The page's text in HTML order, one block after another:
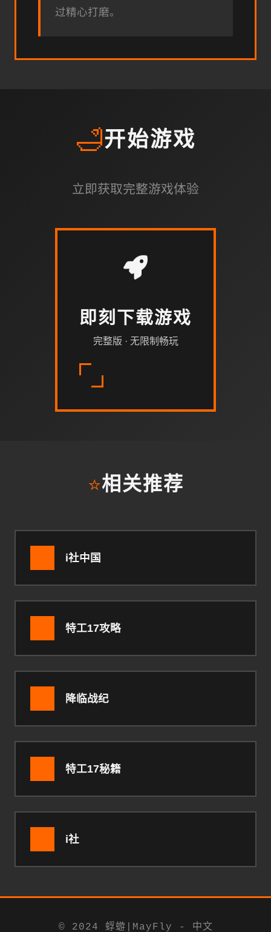
过精心打磨。
🛁开始游戏
立即获取完整游戏体验
即刻下载游戏
完整版 · 无限制畅玩
⭐相关推荐
i社中国
特工17攻略
降临战纪
特工17秘籍
i社
© 2024 蜉蝣|MayFly - 中文